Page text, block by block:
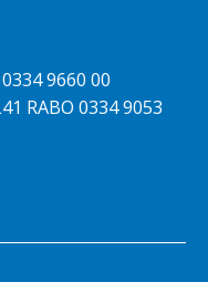
9660 00
RABO 0334 9053